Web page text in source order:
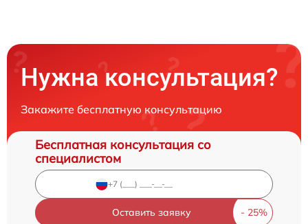
Нужна консультация?
Закажите бесплатную консультацию
Бесплатная консультация со
специалистом
Оставить заявку